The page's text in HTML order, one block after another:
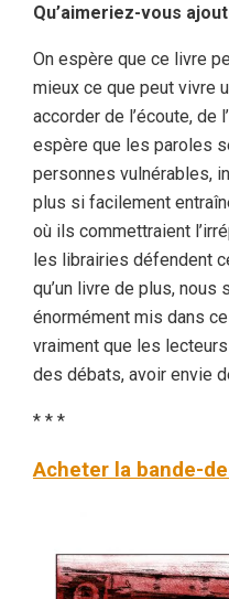
Qu’aimeriez-vous
On espère que ce livre
mieux ce que peut vivre
accorder de l’écoute, de
espère que les paroles
personnes vulnérables,
plus si facilement
où ils commettraient
les librairies défendent
qu’un livre de plus,
énormément mis dans
vraiment que les
des débats, avoir envie
* * *
Acheter la bande-